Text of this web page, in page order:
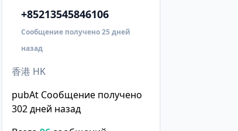
+85213545846106
Сообщение получено 25 дней
назад
香港 HK
pubAt Сообщение получено
302 дней назад